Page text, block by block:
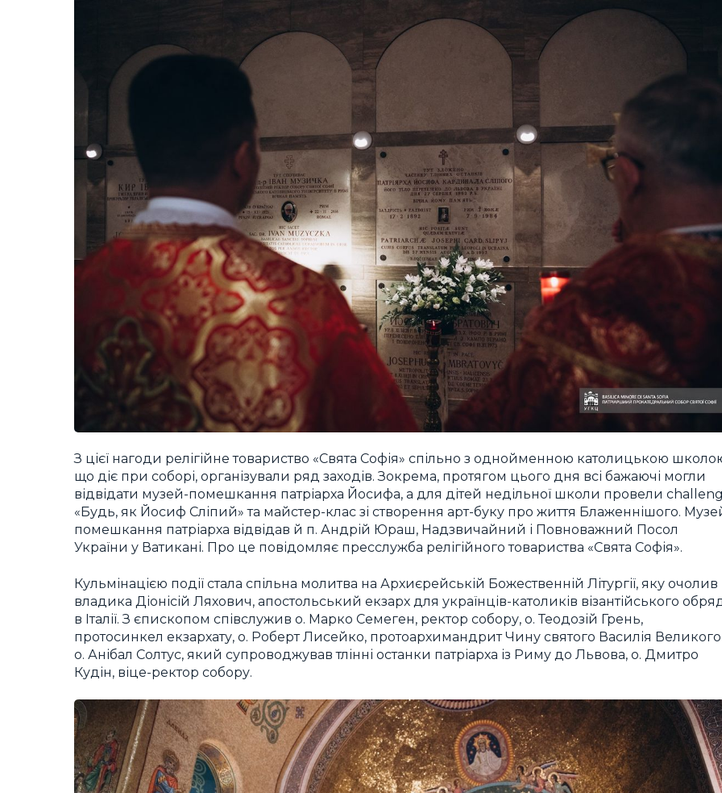
З цієї нагоди релігійне товариство «Свята Софія» спільно з однойменною католицькою
що діє при соборі, організували ряд заходів. Зокрема, протягом цього дня всі бажаючі могли
відвідати музей-помешкання патріарха Йосифа, а для дітей недільної школи провели
«Будь, як Йосиф Сліпий» та майстер-клас зі створення арт-буку про життя Блаженнішого.
помешкання патріарха відвідав й п. Андрій Юраш, Надзвичайний і Повноважний Посол
України у Ватикані. Про це повідомляє пресслужба релігійного товариства «Свята Софія».
Кульмінацією події стала спільна молитва на Архиєрейській Божественній Літургії, яку очолив
владика Діонісій Ляхович, апостольський екзарх для українців-католиків візантійського
в Італії. З єпископом співслужив о. Марко Семеген, ректор собору, о. Теодозій Грень,
протосинкел екзархату, о. Роберт Лисейко, протоархимандрит Чину святого Василія
о. Анібал Солтус, який супроводжував тлінні останки патріарха із Риму до Львова, о. Дмитро
Кудін, віце-ректор собору.